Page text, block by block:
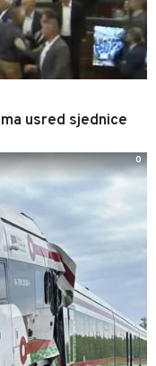
usred sjednice
0